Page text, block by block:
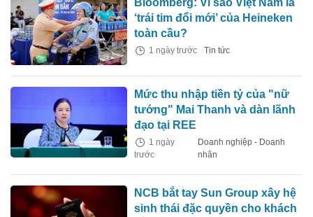
Bloomberg: Vì sao Việt Nam là
‘trái tim đổi mới’ của Heineken
toàn cầu?
1 ngày trước Tin tức
Mức thu nhập tiền tỷ của "nữ
tướng" Mai Thanh và dàn lãnh
đạo tại REE
1 ngày
trước
Doanh nghiệp - Doanh
nhân
NCB bắt tay Sun Group xây hệ
sinh thái đặc quyền cho khách